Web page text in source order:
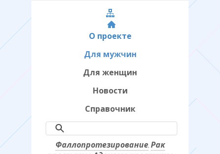
О проекте
Для мужчин
Для женщин
Новости
Справочник
Фаллопротезирование, Рак